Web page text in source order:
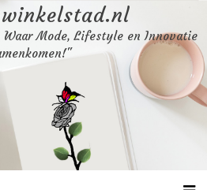
Mode, Lifestyle en Innovatie